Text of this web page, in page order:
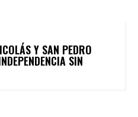
Y SAN PEDRO
SIN